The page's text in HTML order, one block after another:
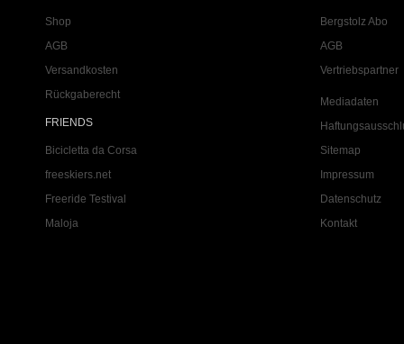
Shop
AGB
Versandkosten
Rückgaberecht
FRIENDS
Bicicletta da Corsa
freeskiers.net
Freeride Testival
Maloja
Bergstolz Abo
AGB
Vertriebspartner
Mediadaten
Sitemap
Impressum
Datenschutz
Kontakt